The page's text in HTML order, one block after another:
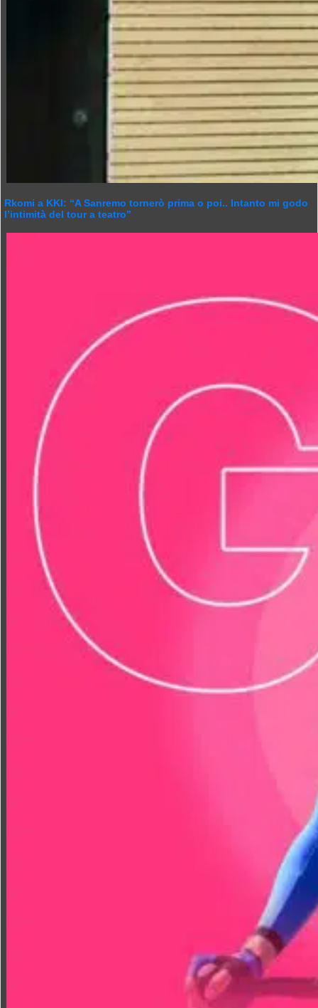
Rkomi a KKI: “A Sanremo tornerò prima o poi.. Intanto mi godo
l’intimità del tour a teatro”